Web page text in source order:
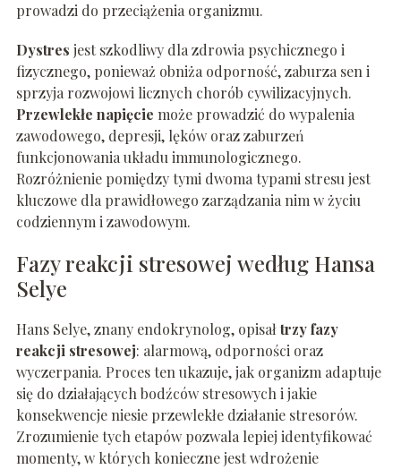
prowadzi do przeciążenia organizmu.
Dystres jest szkodliwy dla zdrowia psychicznego i
fizycznego, ponieważ obniża odporność, zaburza sen i
sprzyja rozwojowi licznych chorób cywilizacyjnych.
Przewlekłe napięcie może prowadzić do wypalenia
zawodowego, depresji, lęków oraz zaburzeń
funkcjonowania układu immunologicznego.
Rozróżnienie pomiędzy tymi dwoma typami stresu jest
kluczowe dla prawidłowego zarządzania nim w życiu
codziennym i zawodowym.
Fazy reakcji stresowej według Hansa
Selye
Hans Selye, znany endokrynolog, opisałtrzy fazy
reakcji stresowej: alarmową, odporności oraz
wyczerpania. Proces ten ukazuje, jak organizm adaptuje
się do działających bodźców stresowych i jakie
konsekwencje niesie przewlekłe działanie stresorów.
Zrozumienie tych etapów pozwala lepiej identyfikować
momenty, w których konieczne jest wdrożenie